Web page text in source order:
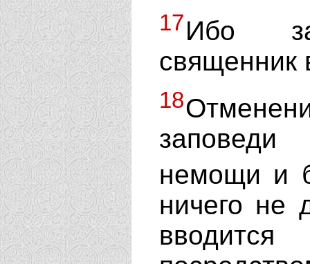
17Ибо
священник
18
немощи и
ничего не